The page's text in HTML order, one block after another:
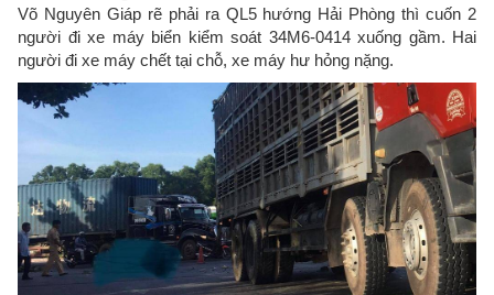
Võ Nguyên Giáp rẽ phải ra QL5 hướng Hải Phòng thì cuốn 2
người đi xe máy biển kiểm soát 34M6-0414 xuống gầm. Hai
người đi xe máy chết tại chỗ, xe máy hư hỏng nặng.